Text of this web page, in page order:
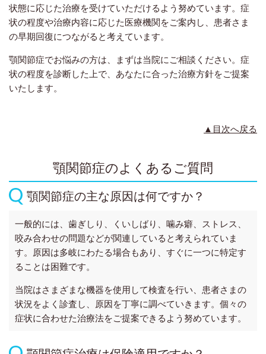
状態に応じた治療を受けていただけるよう努めています。症
状の程度や治療内容に応じた医療機関をご案内し、患者さま
の早期回復につながると考えています。
顎関節症でお悩みの方は、まずは当院にご相談ください。症
状の程度を診断した上で、あなたに合った治療方針をご提案
いたします。
▲目次へ戻る
顎関節症のよくあるご質問
顎関節症の主な原因は何ですか？
一般的には、歯ぎしり、くいしばり、噛み癖、ストレス、
咬み合わせの問題などが関連していると考えられていま
す。原因は多岐にわたる場合もあり、すぐに一つに特定す
ることは困難です。
当院はさまざまな機器を使用して検査を行い、患者さまの
状況をよく診査し、原因を丁寧に調べていきます。個々の
症状に合わせた治療法をご提案できるよう努めています。